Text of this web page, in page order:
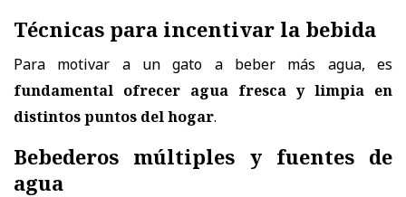
Técnicas para incentivar la bebida
Para motivar a un gato a beber más agua, es
fundamental ofrecer agua fresca y limpia en
distintos puntos del hogar.
Bebederos múltiples y fuentes de
agua